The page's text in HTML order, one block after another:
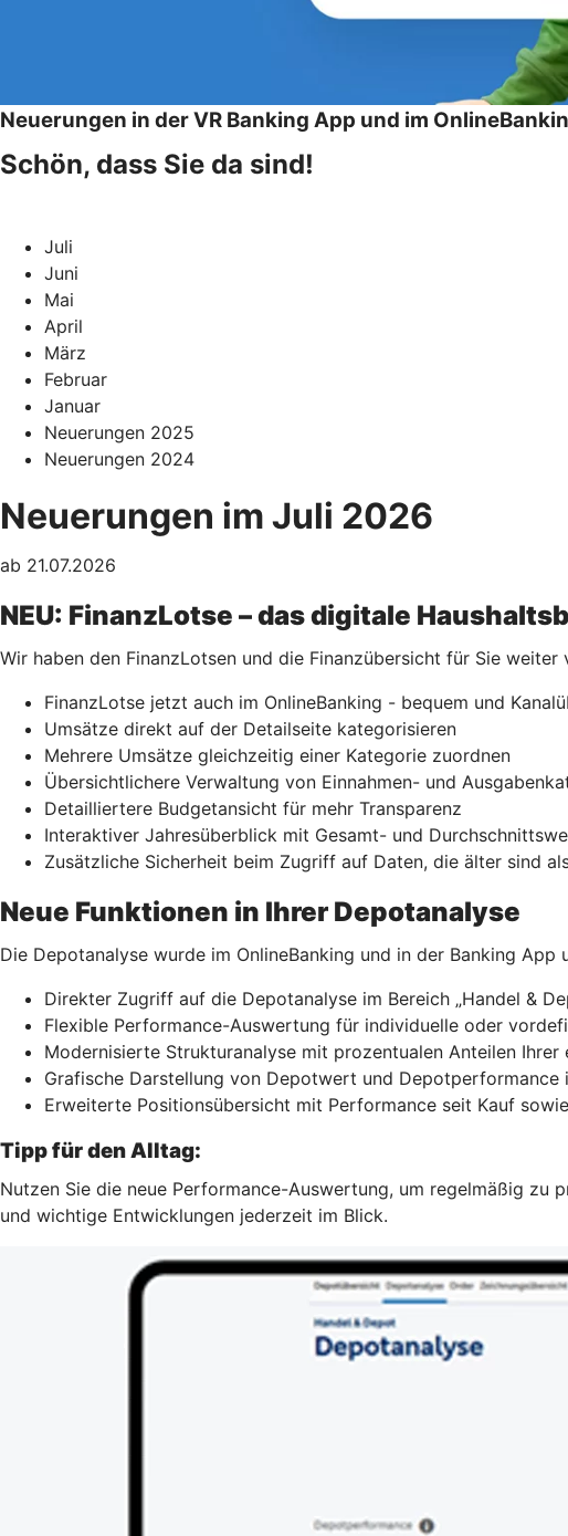
Neuerungen in der VR Banking App und im
Schön, dass Sie da sind!
Juli
Juni
Mai
April
März
Februar
Januar
Neuerungen 2025
Neuerungen 2024
Neuerungen im Juli 2026
ab 21.07.2026
NEU: FinanzLotse – das digitale
Wir haben den FinanzLotsen und die Finanzübersicht für Sie weiter
FinanzLotse jetzt auch im OnlineBanking - bequem und
Umsätze direkt auf der Detailseite kategorisieren
Mehrere Umsätze gleichzeitig einer Kategorie zuordnen
Übersichtlichere Verwaltung von Einnahmen- und
Detailliertere Budgetansicht für mehr Transparenz
Interaktiver Jahresüberblick mit Gesamt- und
Zusätzliche Sicherheit beim Zugriff auf Daten, die älter sind
Neue Funktionen in Ihrer Depotanalyse
Die Depotanalyse wurde im OnlineBanking und in der Banking
Direkter Zugriff auf die Depotanalyse im Bereich „Handel &
Flexible Performance-Auswertung für individuelle oder
Modernisierte Strukturanalyse mit prozentualen Anteilen Ihrer
Grafische Darstellung von Depotwert und
Erweiterte Positionsübersicht mit Performance seit Kauf
Tipp für den Alltag:
Nutzen Sie die neue Performance-Auswertung, um regelmäßig zu
und wichtige Entwicklungen jederzeit im Blick.